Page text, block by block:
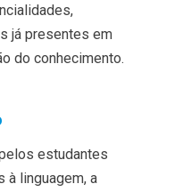
já presentes em
do conhecimento.
estudantes
à linguagem, a